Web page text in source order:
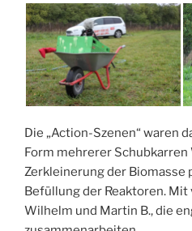
Die „Action-Szenen“ waren
Form mehrerer
Zerkleinerung der Biomasse
Befüllung der Reaktoren.
Wilhelm und Martin B., die